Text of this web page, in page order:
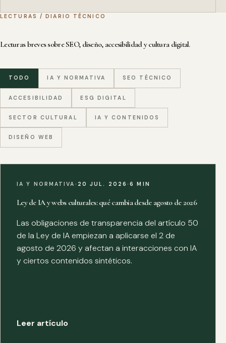
LECTURAS / DIARIO TÉCNICO
Lecturas breves sobre SEO, diseño, accesibilidad y cultura digital.
TODO IA Y NORMATIVA SEO TÉCNICO
ACCESIBILIDAD ESG DIGITAL
SECTOR CULTURAL IA Y CONTENIDOS
DISEÑO WEB
IA Y NORMATIVA · 20 JUL. 2026·6 MIN
Ley de IA y webs culturales: qué cambia desde agosto de 2026
Las obligaciones de transparencia del artículo 50
de la Ley de IA empiezan a aplicarse el 2 de
agosto de 2026 y afectan a interacciones con IA
y ciertos contenidos sintéticos.
Leer artículo